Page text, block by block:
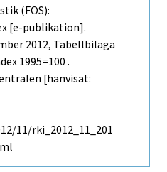
(FOS):
[e-publikation].
2012, Tabellbilaga
1995=100 .
[hänvisat:
11/rki_2012_11_201